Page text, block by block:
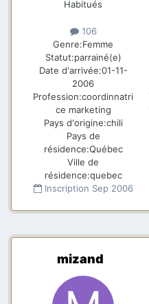
Habitués
106
Genre:Femme
Statut:parrainé(e)
Date d'arrivée:01-11-
2006
Profession:coordinnatri
ce marketing
Pays d'origine:chili
Pays de
résidence:Québec
Ville de
résidence:quebec
Inscription Sep 2006
mizand